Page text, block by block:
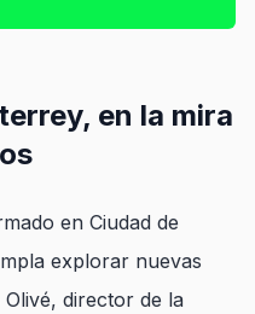
en la mira
en Ciudad de
explorar nuevas
director de la